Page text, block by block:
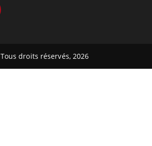
Tous droits réservés, 2026